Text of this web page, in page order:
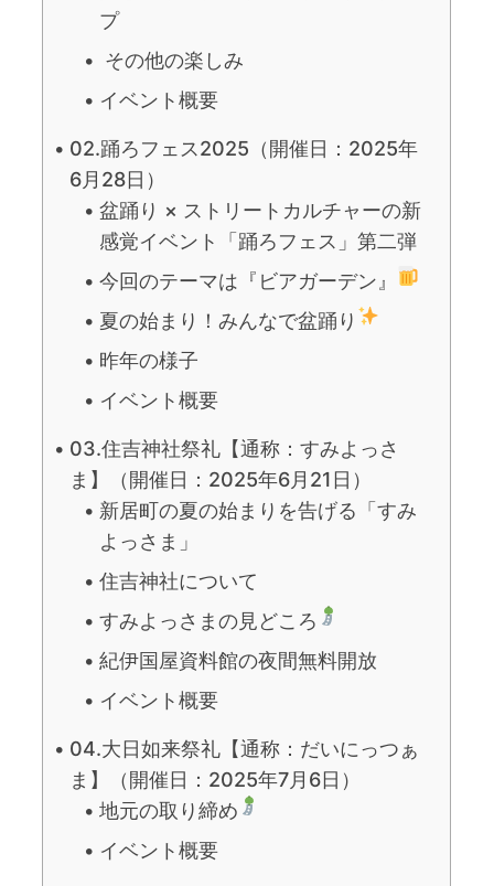
プ
その他の楽しみ
イベント概要
02.踊ろフェス2025（開催日：2025年
6月28日）
盆踊り × ストリートカルチャーの新
感覚イベント「踊ろフェス」第二弾
今回のテーマは『ビアガーデン』
夏の始まり！みんなで盆踊り
昨年の様子
イベント概要
03.住吉神社祭礼【通称：すみよっさ
ま】（開催日：2025年6月21日）
新居町の夏の始まりを告げる「すみ
よっさま」
住吉神社について
すみよっさまの見どころ
紀伊国屋資料館の夜間無料開放
イベント概要
04.大日如来祭礼【通称：だいにっつぁ
ま】（開催日：2025年7月6日）
地元の取り締め
イベント概要